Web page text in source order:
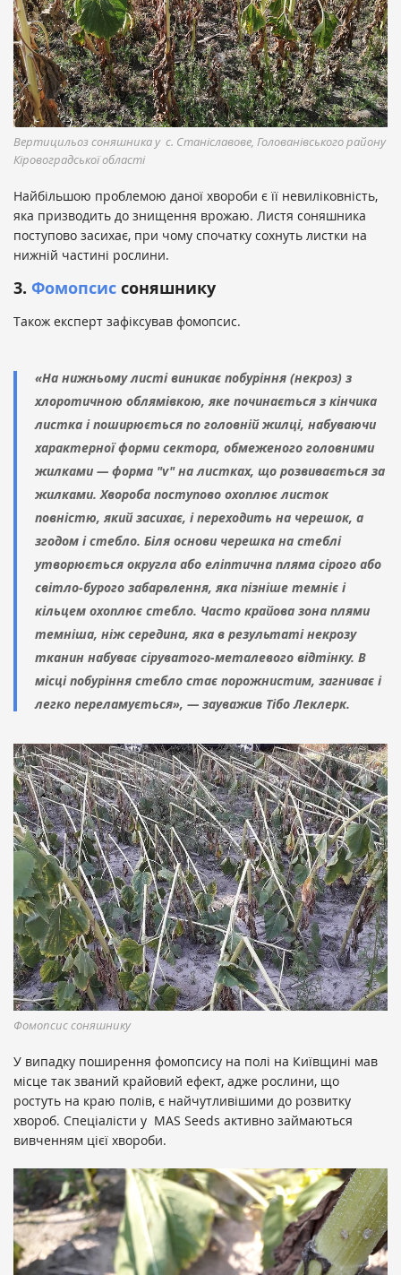
Вертицильоз соняшника у с. Станіславове, Голованівського району
Кіровоградської області
Найбільшою проблемою даної хвороби є її невиліковність,
яка призводить до знищення врожаю. Листя соняшника
поступово засихає, при чому спочатку сохнуть листки на
нижній частині рослини.
3. Фомопсис соняшнику
Також експерт зафіксував фомопсис.
«На нижньому листі виникає побуріння (некроз) з
хлоротичною облямівкою, яке починається з кінчика
листка і поширюється по головній жилці, набуваючи
характерної форми сектора, обмеженого головними
жилками — форма "v" на листках, що розвивається за
жилками. Хвороба поступово охоплює листок
повністю, який засихає, і переходить на черешок, а
згодом і стебло. Біля основи черешка на стеблі
утворюється округла або еліптична пляма сірого або
світло-бурого забарвлення, яка пізніше темніє і
кільцем охоплює стебло. Часто крайова зона плями
темніша, ніж середина, яка в результаті некрозу
тканин набуває сіруватого-металевого відтінку. В
місці побуріння стебло стає порожнистим, загниває і
легко переламується», — зауважив Тібо Леклерк.
Фомопсис соняшнику
У випадку поширення фомопсису на полі на Київщині мав
місце так званий крайовий ефект, адже рослини, що
ростуть на краю полів, є найчутливішими до розвитку
хвороб. Спеціалісти у MAS Seeds активно займаються
вивченням цієї хвороби.